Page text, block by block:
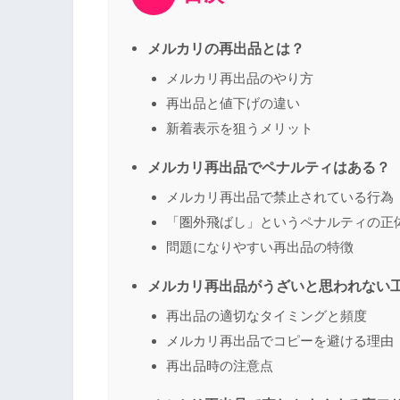
メルカリの再出品とは？
メルカリ再出品のやり方
再出品と値下げの違い
新着表示を狙うメリット
メルカリ再出品でペナルティはある？
メルカリ再出品で禁止されている行為
「圏外飛ばし」というペナルティの正
問題になりやすい再出品の特徴
メルカリ再出品がうざいと思われない
再出品の適切なタイミングと頻度
メルカリ再出品でコピーを避ける理由
再出品時の注意点